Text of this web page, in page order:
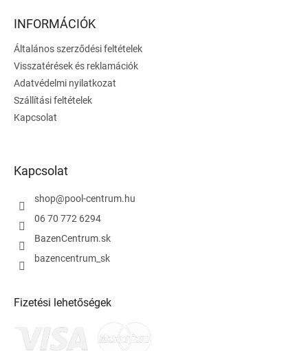
INFORMÁCIÓK
Általános szerződési feltételek
Visszatérések és reklamációk
Adatvédelmi nyilatkozat
Szállítási feltételek
Kapcsolat
Kapcsolat
shop@pool-centrum.hu
06 70 772 6294
BazenCentrum.sk
bazencentrum_sk
Fizetési lehetőségek